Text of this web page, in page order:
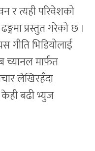
र त्यही परिवेशको
प्रस्तुत गरेको छ ।
गीति भिडियोलाई
च्यानल मार्फत
लेखिरहँदा
बढी भ्युज